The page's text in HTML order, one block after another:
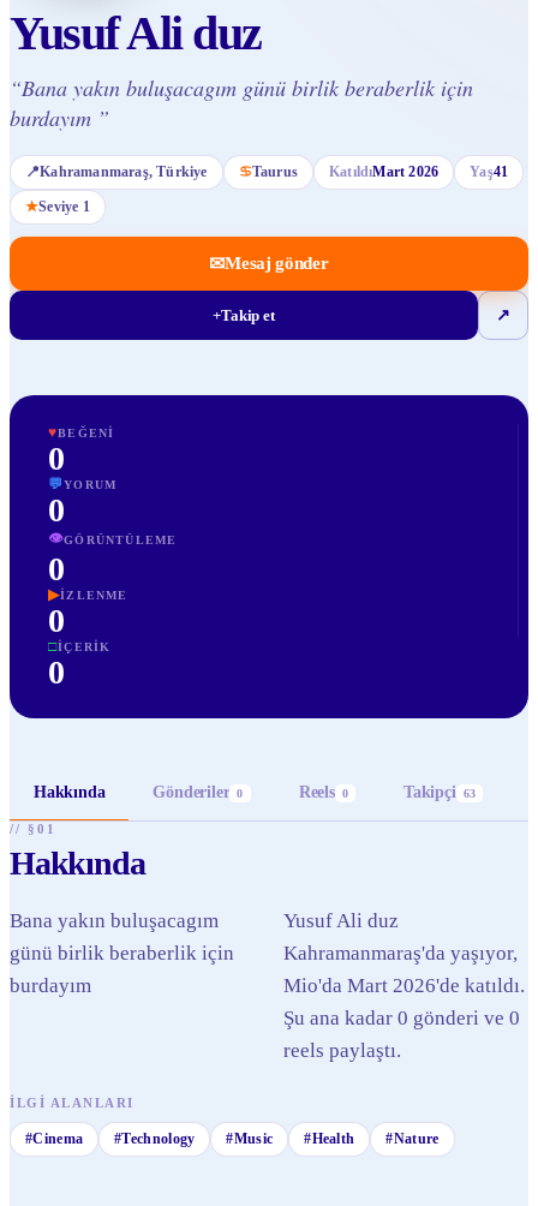
Yusuf Ali duz
“Bana yakın buluşacagım günü birlik beraberlik için
burdayım ”
📍Kahramanmaraş, Türkiye ♋Taurus KatıldıMart 2026 Yaş41
★Seviye 1
✉Mesaj gönder
+Takip et ↗
♥BEĞENI
0
💬YORUM
0
👁GÖRÜNTÜLEME
0
▶İZLENME
0
□İÇERIK
0
Hakkında Gönderiler 0 Reels 0 Takipçi 63
// §01
Hakkında
Bana yakın buluşacagım
günü birlik beraberlik için
burdayım
Yusuf Ali duz
Kahramanmaraş'da yaşıyor,
Mio'da Mart 2026'de katıldı.
Şu ana kadar 0 gönderi ve 0
reels paylaştı.
İLGI ALANLARI
#Cinema #Technology #Music #Health #Nature